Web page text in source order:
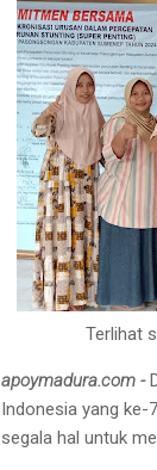
Terlihat
apoymadura.com -
Indonesia yang ke-
segala hal untuk